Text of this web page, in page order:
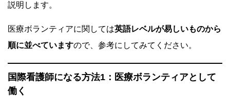
説明します。
医療ボランティアに関しては英語レベルが易しいものから
順に並べていますので、参考にしてみてください。
国際看護師になる方法1：医療ボランティアとして
働く